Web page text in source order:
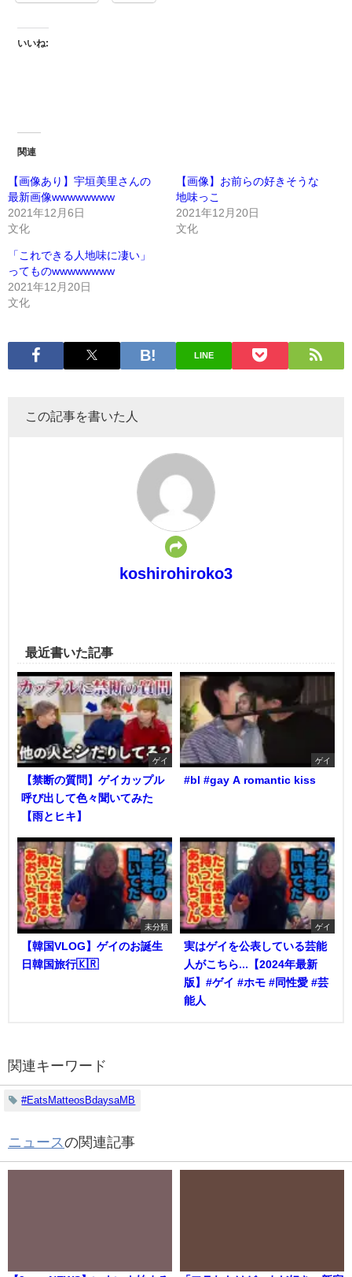
いいね:
関連
【画像あり】宇垣美里さんの
最新画像wwwwwwww
2021年12月6日
文化
【画像】お前らの好きそうな
地味っこ
2021年12月20日
文化
「これできる人地味に凄い」
ってものwwwwwwww
2021年12月20日
文化
LINE
この記事を書いた人
koshirohiroko3
最近書いた記事
ゲイ
【禁断の質問】ゲイカップル
呼び出して色々聞いてみた
【雨とヒキ】
ゲイ
#bl #gay A romantic kiss
未分類
【韓国VLOG】ゲイのお誕生
日韓国旅行🇰🇷
ゲイ
実はゲイを公表している芸能
人がこちら...【2024年最新
版】#ゲイ #ホモ #同性愛 #芸
能人
関連キーワード
#EatsMatteosBdaysaMB
ニュースの関連記事